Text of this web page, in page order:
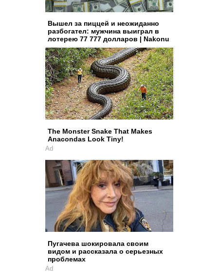
Вышел за пиццей и неожиданно
разбогател: мужчина выиграл в
лотерею 77 777 долларов | Nakonu
The Monster Snake That Makes
Anacondas Look Tiny!
Ad
Пугачева шокировала своим
видом и рассказала о серьезных
проблемах
Ad